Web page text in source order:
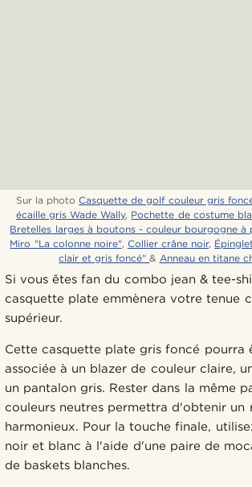
Sur la photo Casquette de golf couleur gris
écaille gris Wade Wally, Pochette de costume
Bretelles larges à boutons - couleur bourgogne à
Miro "La colonne noire", Collier crâne noir,
clair et gris foncé"& Anneau en titane
Si vous êtes fan du combo jean & tee-
casquette plate emmènera votre tenue
supérieur.
Cette casquette plate gris foncé pourra
associée à un blazer de couleur claire,
un pantalon gris. Rester dans la même
couleurs neutres permettra d'obtenir un
harmonieux. Pour la touche finale,
noir et blanc à l'aide d'une paire de
de baskets blanches.